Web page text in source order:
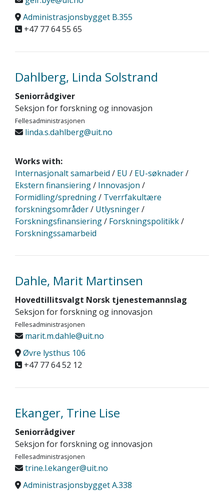
Administrasjonsbygget B.355
+47 77 64 55 65
Dahlberg, Linda Solstrand
Seniorrådgiver
Seksjon for forskning og innovasjon
Fellesadministrasjonen
linda.s.dahlberg@uit.no
Works with:
Internasjonalt samarbeid / EU / EU-søknader/
Ekstern finansiering/ Innovasjon /
Formidling/spredning/ Tverrfakultære
forskningsområder/ Utlysninger/
Forskningsfinansiering/ Forskningspolitikk/
Forskningssamarbeid
Dahle, Marit Martinsen
Hovedtillitsvalgt Norsk tjenestemannslag
Seksjon for forskning og innovasjon
Fellesadministrasjonen
marit.m.dahle@uit.no
Øvre lysthus 106
+47 77 64 52 12
Ekanger, Trine Lise
Seniorrådgiver
Seksjon for forskning og innovasjon
Fellesadministrasjonen
trine.l.ekanger@uit.no
Administrasjonsbygget A.338